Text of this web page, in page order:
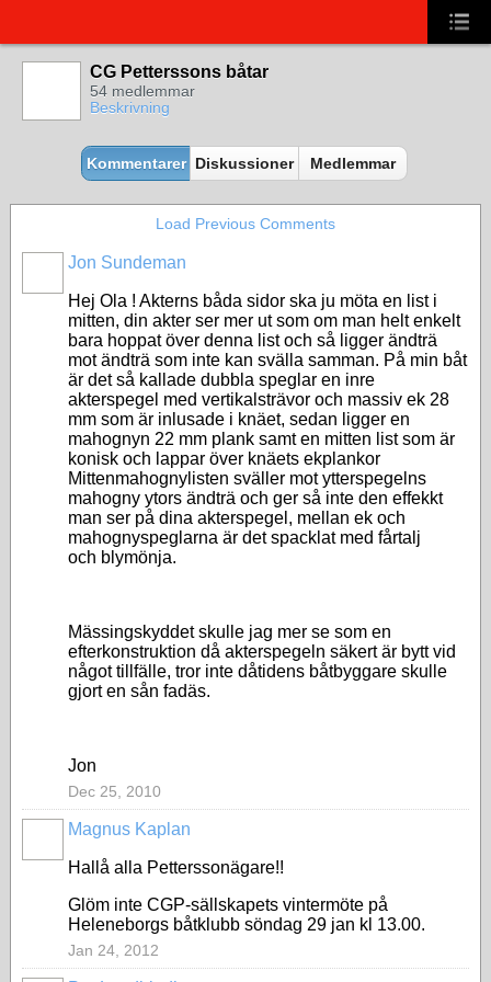
CG Petterssons båtar
54 medlemmar
Beskrivning
Kommentarer Diskussioner Medlemmar
Load Previous Comments
Jon Sundeman
Hej Ola ! Akterns båda sidor ska ju möta en list i
mitten, din akter ser mer ut som om man helt enkelt
bara hoppat över denna list och så ligger ändträ
mot ändträ som inte kan svälla samman. På min båt
är det så kallade dubbla speglar en inre
akterspegel med vertikalsträvor och massiv ek 28
mm som är inlusade i knäet, sedan ligger en
mahognyn 22 mm plank samt en mitten list som är
konisk och lappar över knäets ekplankor
Mittenmahognylisten sväller mot ytterspegelns
mahogny ytors ändträ och ger så inte den effekkt
man ser på dina akterspegel, mellan ek och
mahognyspeglarna är det spacklat med fårtalj
och blymönja.
Mässingskyddet skulle jag mer se som en
efterkonstruktion då akterspegeln säkert är bytt vid
något tillfälle, tror inte dåtidens båtbyggare skulle
gjort en sån fadäs.
Jon
Dec 25, 2010
Magnus Kaplan
Hallå alla Petterssonägare!!
Glöm inte CGP-sällskapets vintermöte på
Heleneborgs båtklubb söndag 29 jan kl 13.00.
Jan 24, 2012